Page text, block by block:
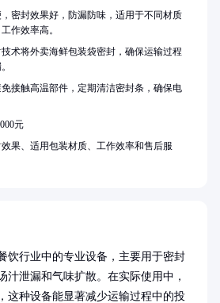
饮行业中的专业设备，主要用于密封
汁泄漏和气味扩散。在实际使用中，
这种设备能显著减少运输过程中的投
密封效果好，防漏防味，适用于不同材质
作效率高。
术将外卖海鲜包装袋密封，确保运输过程
接触高温部件，定期清洁密封条，确保电
元
果、适用包装材质、工作效率和售后服